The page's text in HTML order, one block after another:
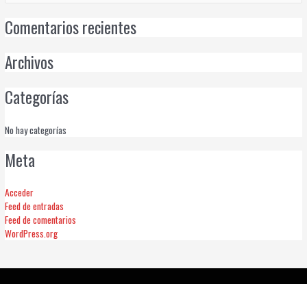
Comentarios recientes
Archivos
Categorías
No hay categorías
Meta
Acceder
Feed de entradas
Feed de comentarios
WordPress.org